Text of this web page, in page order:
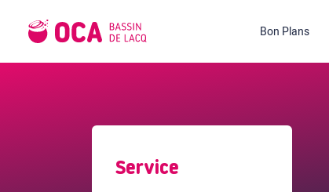
Bon Plans
Service